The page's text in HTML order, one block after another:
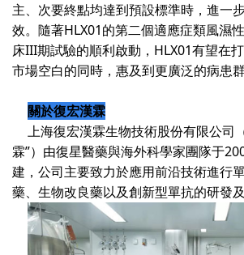
主、次要終點均達到預設標準時，進一
效。隨著HLX01的第二個適應症類風濕
床III期試驗的順利啟動， HLX01有望在
市場空白的同時，惠及到更廣泛的病患群
關於復宏漢霖
上海復宏漢霖生物技術股份有限公司
霖”）由復星醫藥與海外科學家團隊于
建，公司主要致力於應用前沿技術進行
藥、生物改良藥以及創新型單抗的研發及